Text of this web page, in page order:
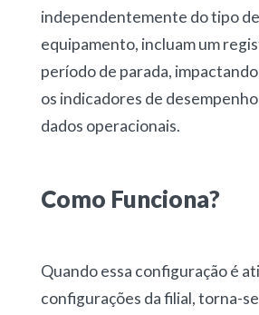
independentemente do tipo
equipamento, incluam um
período de parada,
os indicadores de desempenho
dados operacionais.
Como Funciona?
Quando essa configuração é
configurações da filial, torna-